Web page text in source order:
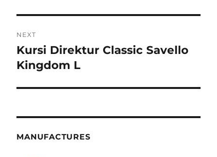
NEXT
Next
post:
Kursi Direktur Classic Savello
Kingdom L
MANUFACTURES